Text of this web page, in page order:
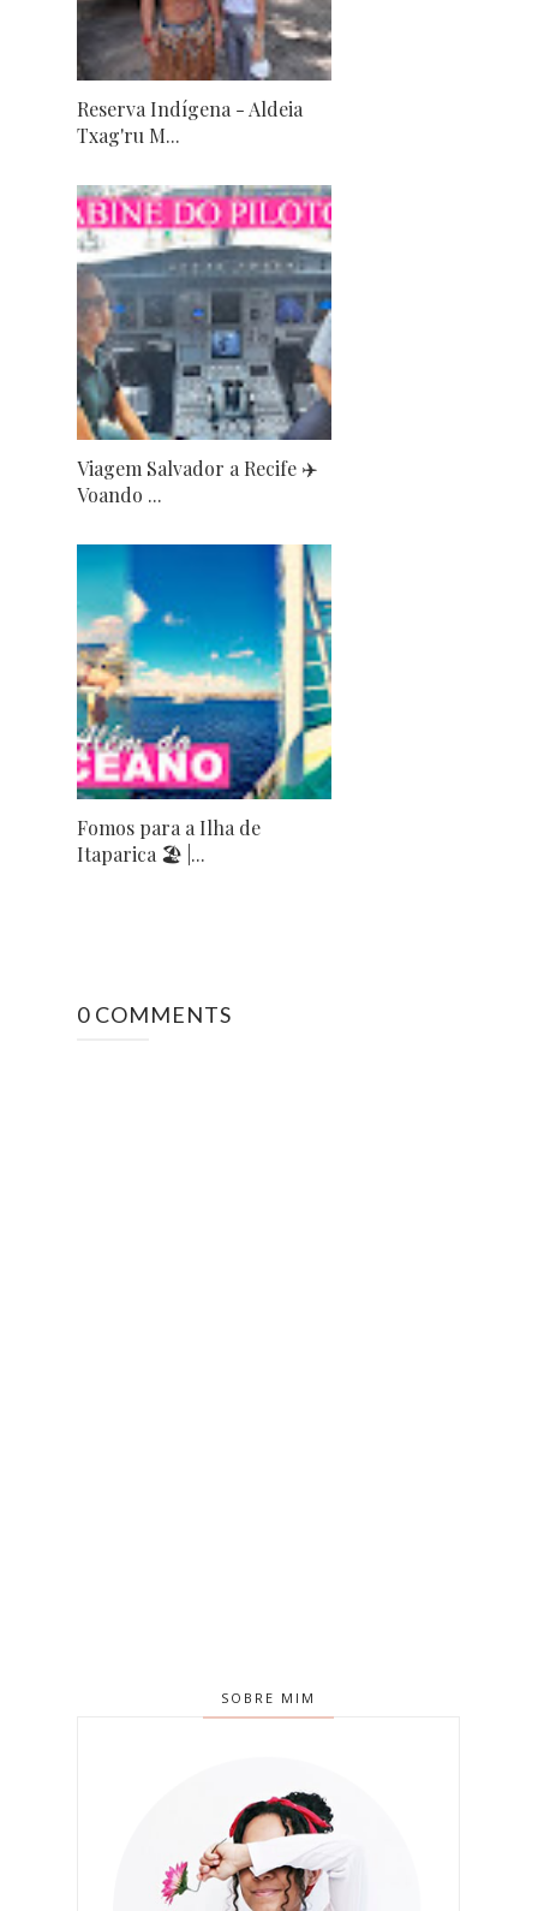
Reserva Indígena - Aldeia
Txag'ru M...
Viagem Salvador a Recife ✈️
Voando ...
Fomos para a Ilha de
Itaparica 🏖 |...
0 COMMENTS
SOBRE MIM